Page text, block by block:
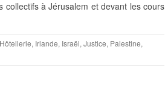
à Jérusalem et devant les cours
Hôtellerie, Irlande, Israël, Justice, Palestine,